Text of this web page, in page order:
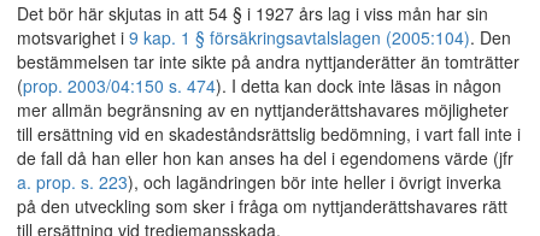
Det bör här skjutas in att 54 § i 1927 års lag i viss mån har sin
motsvarighet i 9 kap. 1 § försäkringsavtalslagen (2005:104). Den
bestämmelsen tar inte sikte på andra nyttjanderätter än tomträtter
(prop. 2003/04:150 s. 474). I detta kan dock inte läsas in någon
mer allmän begränsning av en nyttjanderättshavares möjligheter
till ersättning vid en skadeståndsrättslig bedömning, i vart fall inte i
de fall då han eller hon kan anses ha del i egendomens värde (jfr
a. prop. s. 223), och lagändringen bör inte heller i övrigt inverka
på den utveckling som sker i fråga om nyttjanderättshavares rätt
till ersättning vid tredjemansskada.